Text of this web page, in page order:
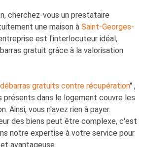
cherchez-vous un prestataire
une maison à Saint-Georges-
est l'interlocuteur idéal,
gratuit grâce à la valorisation
débarras gratuits contre récupération" ,
présents dans le logement couvre les
Ainsi, vous n'avez rien à payer.
des biens peut être complexe, c'est
notre expertise à votre service pour
avantageuse.